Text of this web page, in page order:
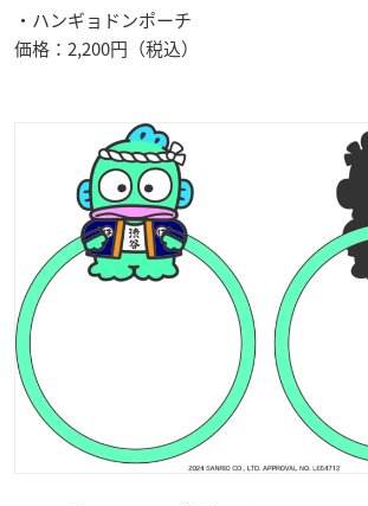
・ハンギョドンポーチ
価格：2,200円（税込）